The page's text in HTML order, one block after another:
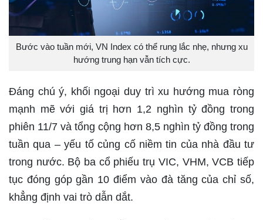
Bước vào tuần mới, VN Index có thể rung lắc nhẹ, nhưng xu
hướng trung hạn vẫn tích cực.
Đáng chú ý, khối ngoại duy trì xu hướng mua ròng
mạnh mẽ với giá trị hơn 1,2 nghìn tỷ đồng trong
phiên 11/7 và tổng cộng hơn 8,5 nghìn tỷ đồng trong
tuần qua – yếu tố củng cố niềm tin của nhà đầu tư
trong nước. Bộ ba cổ phiếu trụ VIC, VHM, VCB tiếp
tục đóng góp gần 10 điểm vào đà tăng của chỉ số,
khẳng định vai trò dẫn dắt.